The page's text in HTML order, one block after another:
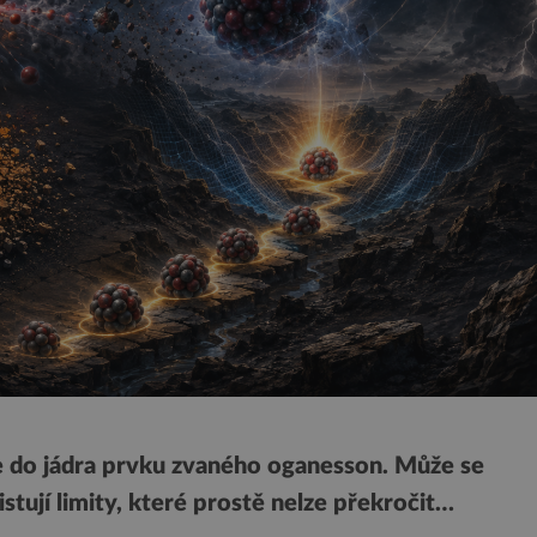
jádra prvku zvaného oganesson. Může se
limity, které prostě nelze překročit…